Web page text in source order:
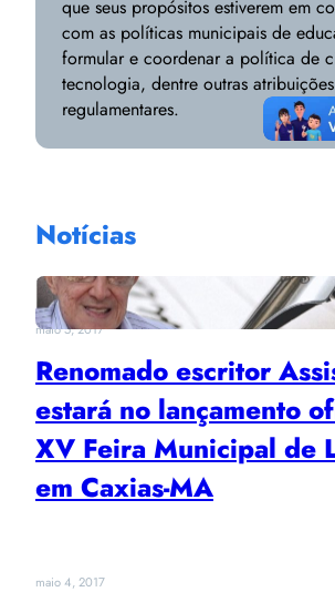
que seus propósitos estiverem em
com as políticas municipais de
formular e coordenar a política de
tecnologia, dentre outras atribuições
regulamentares.
Notícias
maio 5, 2017
Renomado escritor
estará no lançamento
XV Feira Municipal de
em Caxias-MA
maio 4, 2017